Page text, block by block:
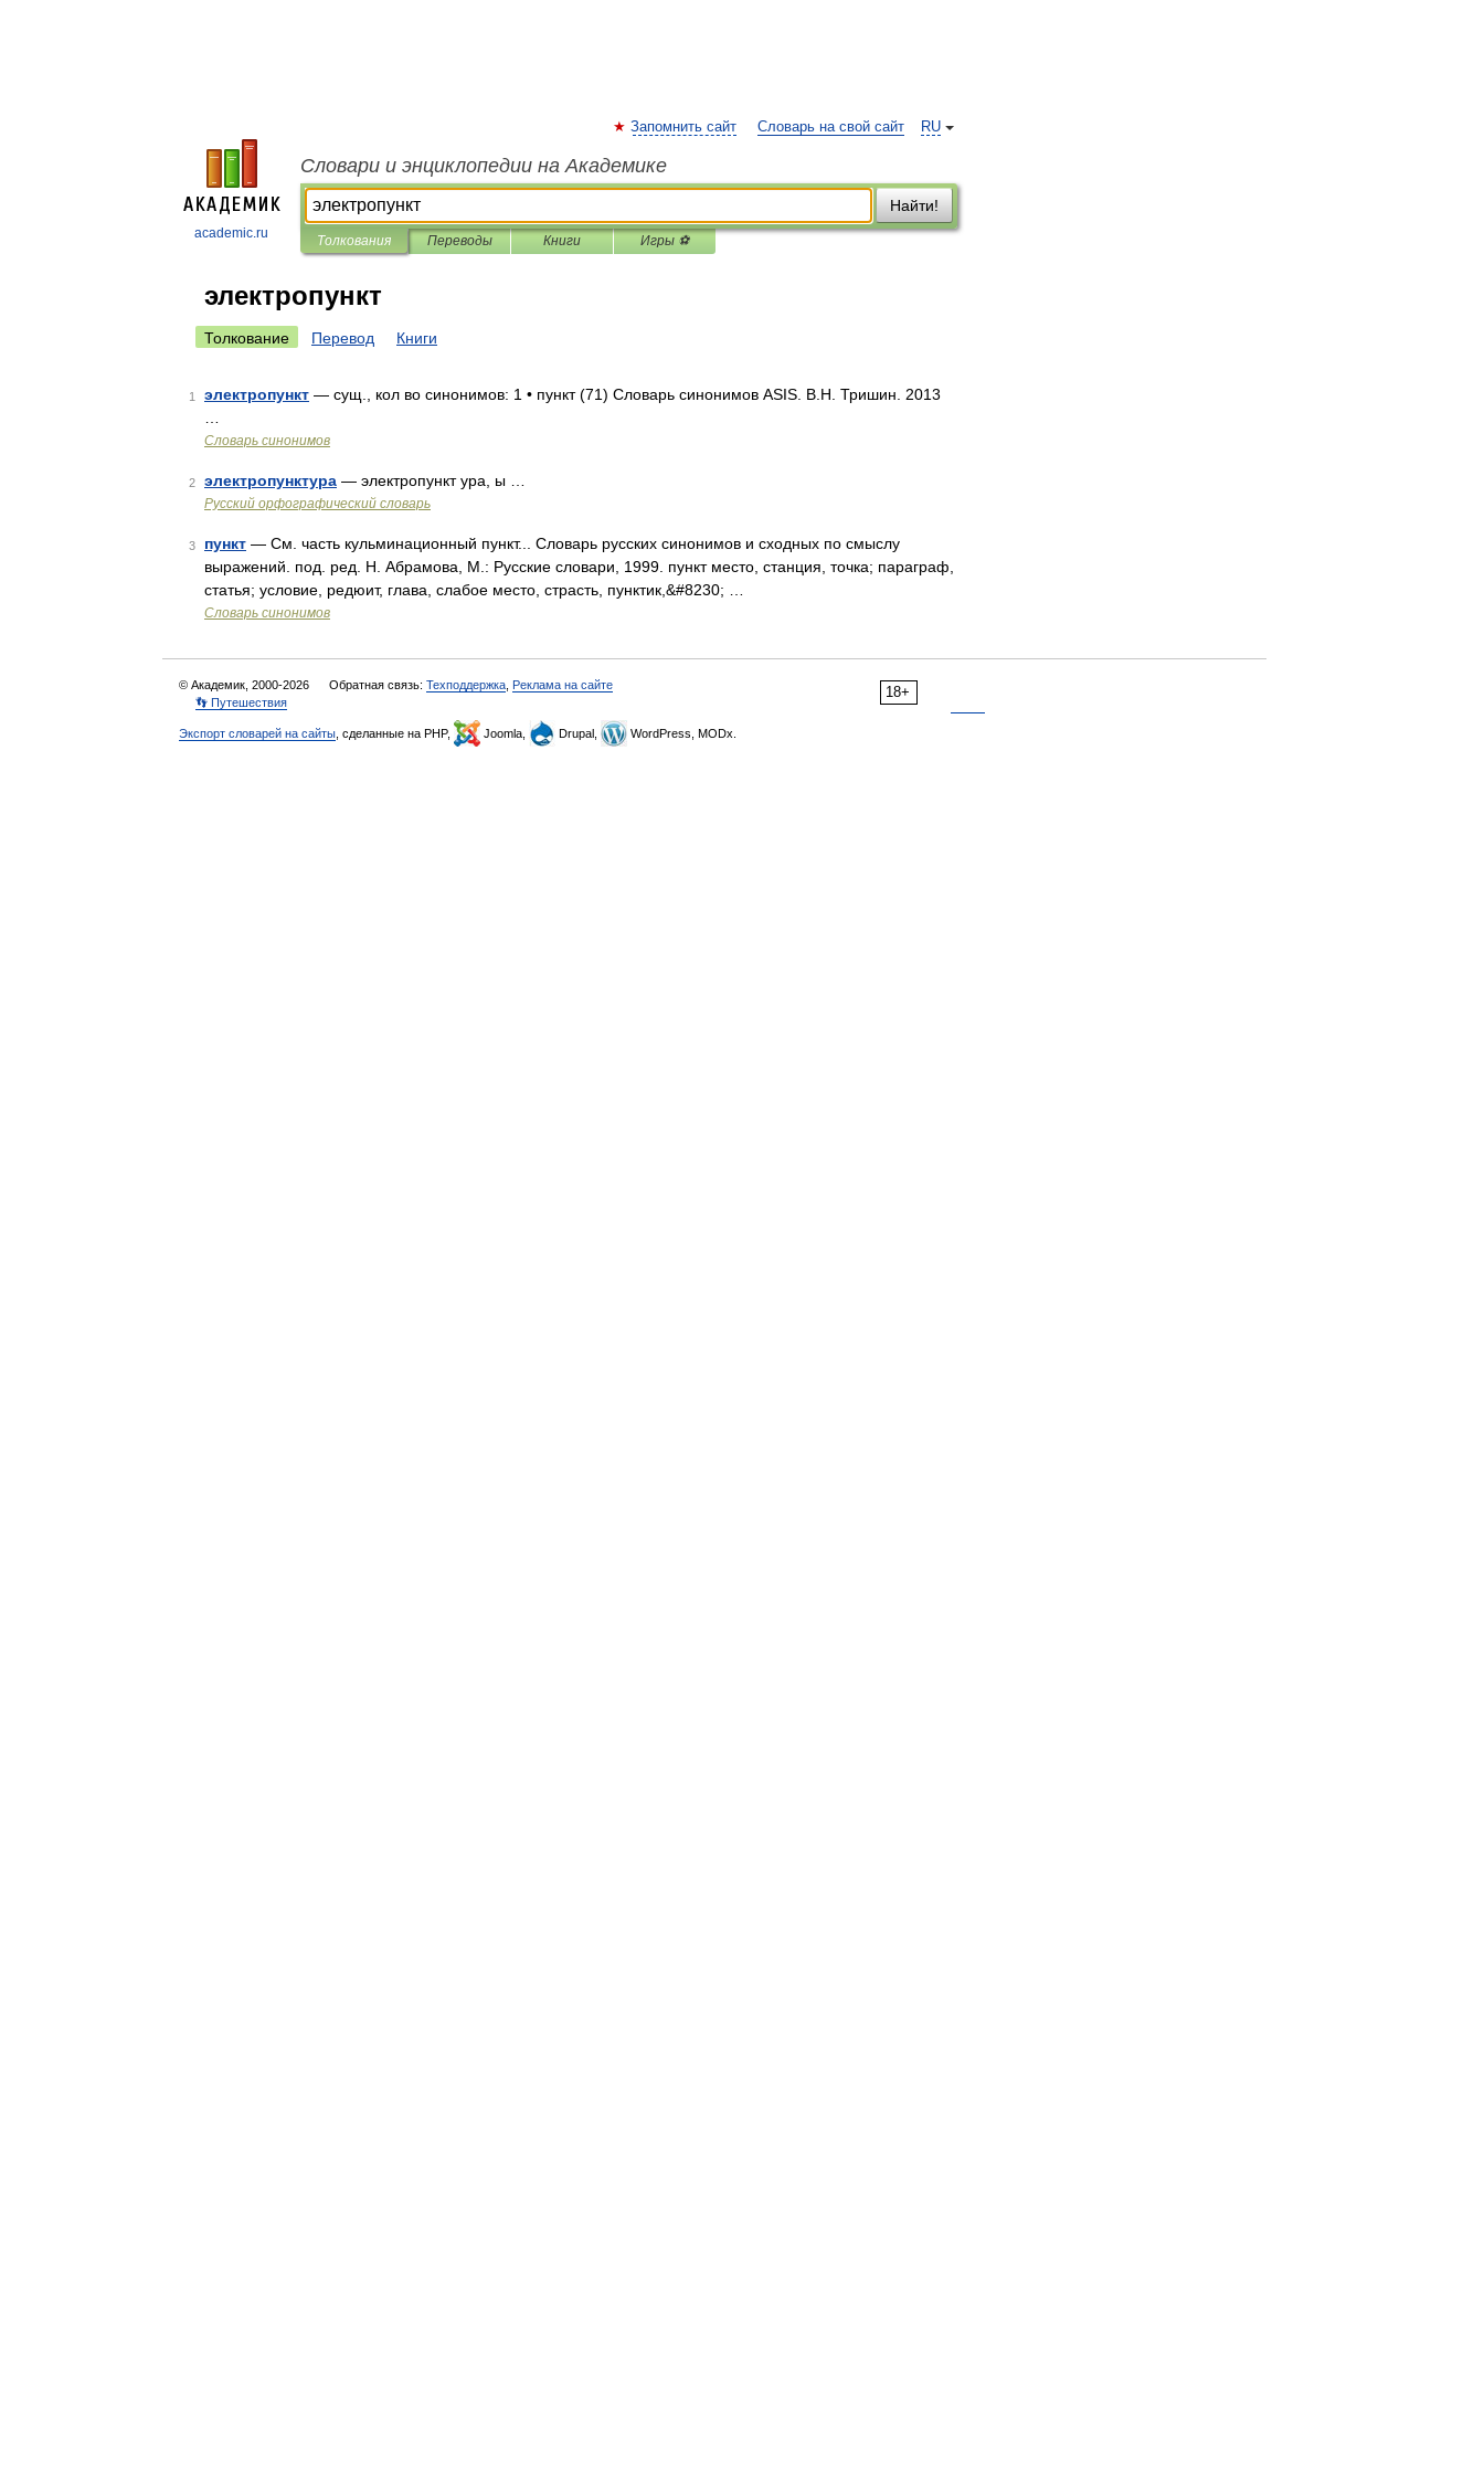
academic.ru
RU
Запомнить сайт Словарь на свой сайт
Словари и энциклопедии на Академике
Найти!
Толкования Переводы Книги Игры ⚽
электропункт
Толкование Перевод Книги
1 электропункт — сущ., кол во синонимов: 1 • пункт (71) Словарь синонимов ASIS. В.Н. Тришин. 2013
Словарь синонимов
2 электропунктура — электропункт ура, ы …
Русский орфографический словарь
3 пункт — См. часть кульминационный пункт... Словарь русских синонимов и сходных по смыслу
выражений. под. ред. Н. Абрамова, М.: Русские словари, 1999. пункт место, станция, точка; параграф,
статья; условие, редюит, глава, слабое место, страсть, пунктик,&#8230; …
Словарь синонимов
18+
© Академик, 2000-2026 Обратная связь: Техподдержка Реклама на сайте
👣 Путешествия
Экспорт словарей на сайты , сделанные на PHP, Joomla, Drupal, WordPress, MODx.